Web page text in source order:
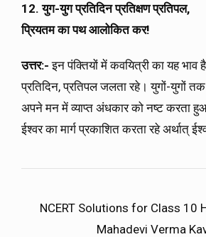
12. युग-युग प्रतिदिन प्रतिक्षण प्रतिपल,
प्रियतम का पथ आलोकित कर!
उत्तर:-इन पंक्तियों में कवयित्री का यह
प्रतिदिन, प्रतिपल जलता रहे। युगों-युगों
अपने मन में व्याप्त अंधकार को नष्ट करता
ईश्वर का मार्ग प्रकाशित करता रहे अर्थात्
NCERT Solutions for Class 10
Mahadevi Verma